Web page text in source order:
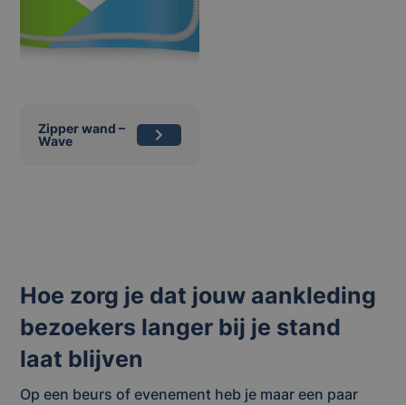
Zipper wand –
Wave
Hoe zorg je dat jouw aankleding
bezoekers langer bij je stand
laat blijven
Op een beurs of evenement heb je maar een paar